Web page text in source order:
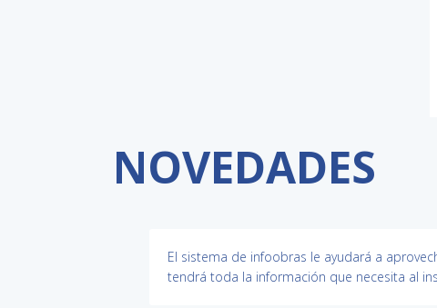
NOVEDADES
El sistema de infoobras le ayudará a
tendrá toda la información que necesita al